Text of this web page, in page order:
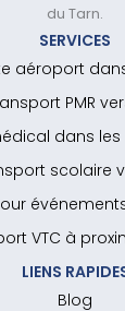
du Tarn.
SERVICES
aéroport
PMR
dans les
scolaire
VTC à
LIENS
Blog